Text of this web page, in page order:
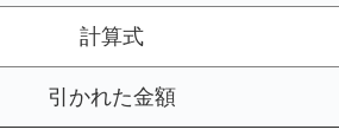
計算式
引かれた金額